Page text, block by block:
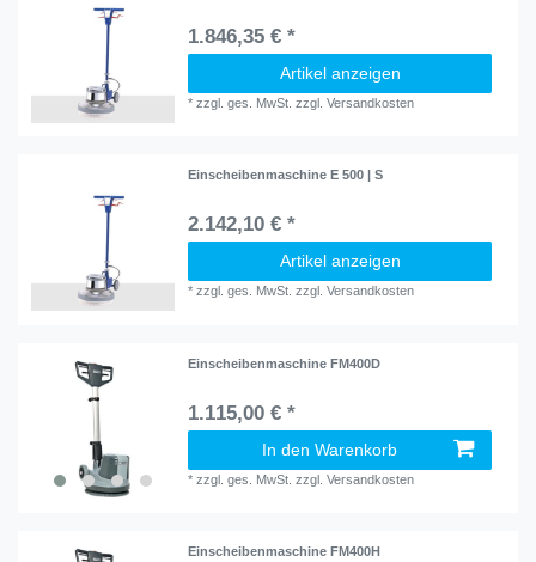
1.846,35 € *
Artikel anzeigen
*zzgl. ges. MwSt. zzgl.Versandkosten
Einscheibenmaschine E 500 | S
2.142,10 € *
Artikel anzeigen
*zzgl. ges. MwSt. zzgl.Versandkosten
Einscheibenmaschine FM400D
1.115,00 € *
In den Warenkorb
*zzgl. ges. MwSt. zzgl.Versandkosten
Einscheibenmaschine FM400H